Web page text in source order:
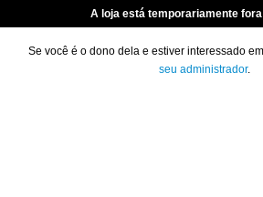
A loja está temporariamente
Se você é o dono dela e estiver interessado
seu administrador.